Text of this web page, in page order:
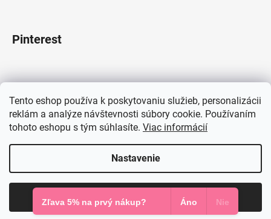
Tento eshop používa k poskytovaniu služieb, personalizácii
reklám a analýze návštevnosti súbory cookie. Používaním
tohoto eshopu s tým súhlasíte. Viac informácií
Nastavenie
Súhlasím
Pinterest
Instagram
Copyright 2026
Mia Dresses . Všetky práva vyhradené.
Zľava 5% na prvý nákup? Áno Nie